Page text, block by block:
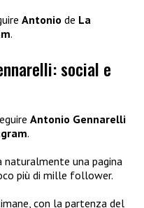
Antonio de La
.
social e
Antonio Gennarelli
.
naturalmente una pagina
più di mille follower.
con la partenza del